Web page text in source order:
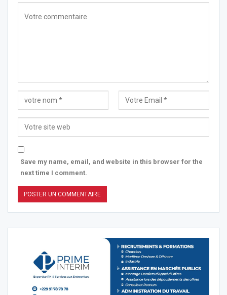
Save my name, email, and website in this browser for the
next time I comment.